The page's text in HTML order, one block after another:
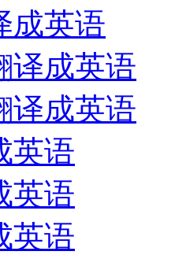
成英语
译成英语
译成英语
英语
英语
英语